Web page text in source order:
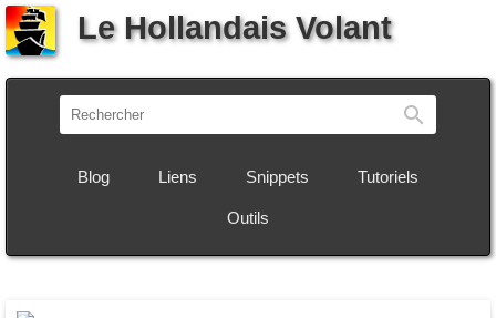
Le Hollandais Volant
Blog Liens Snippets Tutoriels
Outils